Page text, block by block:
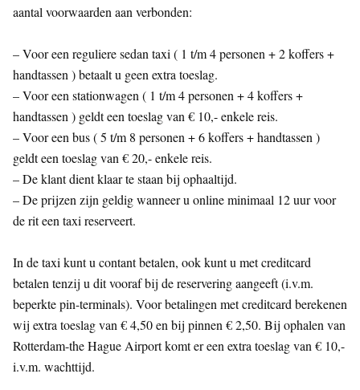
aantal voorwaarden aan verbonden:
– Voor een reguliere sedan taxi ( 1 t/m 4 personen + 2 koffers +
handtassen ) betaalt u geen extra toeslag.
– Voor een stationwagen ( 1 t/m 4 personen + 4 koffers +
handtassen ) geldt een toeslag van € 10,- enkele reis.
– Voor een bus ( 5 t/m 8 personen + 6 koffers + handtassen )
geldt een toeslag van € 20,- enkele reis.
– De klant dient klaar te staan bij ophaaltijd.
– De prijzen zijn geldig wanneer u online minimaal 12 uur voor
de rit een taxi reserveert.
In de taxi kunt u contant betalen, ook kunt u met creditcard
betalen tenzij u dit vooraf bij de reservering aangeeft (i.v.m.
beperkte pin-terminals). Voor betalingen met creditcard berekenen
wij extra toeslag van € 4,50 en bij pinnen € 2,50. Bij ophalen van
Rotterdam-the Hague Airport komt er een extra toeslag van € 10,-
i.v.m. wachttijd.